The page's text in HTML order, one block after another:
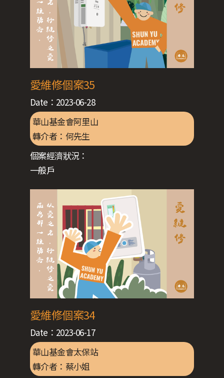
愛維修個案35
Date： 2023-06-28
華山基金會阿里山
轉介者： 何先生
個案經濟狀況：
一般戶
愛維修個案34
Date： 2023-06-17
華山基金會太保站
轉介者： 蔡小姐